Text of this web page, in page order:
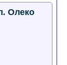
Олеко